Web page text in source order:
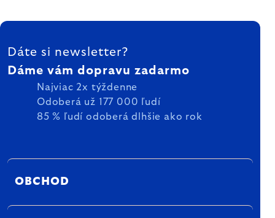
ZÁPÄTIE
Dáte si newsletter?
Dáme vám dopravu zadarmo
Najviac 2x týždenne
Odoberá už 177 000 ľudí
85 % ľudí odoberá dlhšie ako rok
OBCHOD